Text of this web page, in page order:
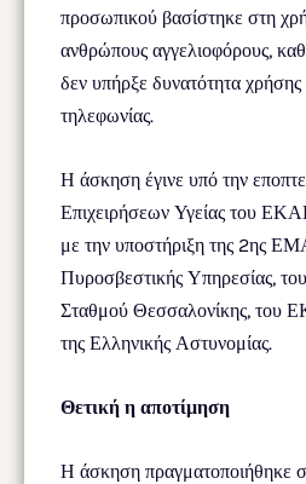
προσωπικού βασίστηκε στη
ανθρώπους αγγελιοφόρους,
δεν υπήρξε δυνατότητα χρήσης
τηλεφωνίας.
Η άσκηση έγινε υπό την
Επιχειρήσεων Υγείας του
με την υποστήριξη της 2ης
Πυροσβεστικής Υπηρεσίας,
Σταθμού Θεσσαλονίκης, του
της Ελληνικής Αστυνομίας.
Θετική η αποτίμηση
Η άσκηση πραγματοποιήθηκε